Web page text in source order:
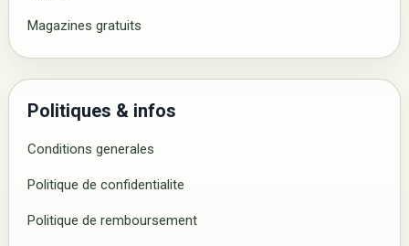
Magazines gratuits
Politiques & infos
Conditions generales
Politique de confidentialite
Politique de remboursement